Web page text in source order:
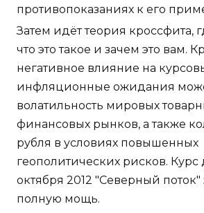
противопоказаниях к его
Затем идёт теория кроссфита,
что это такое и зачем это вам.
негативное влияние на
инфляционные ожидания
волатильность мировых
финансовых рынков, а также
рубля в условиях повышенных
геополитических рисков. Курс
октября 2012 "Северный поток"
полную мощь.